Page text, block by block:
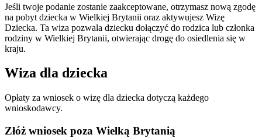
Jeśli twoje podanie zostanie zaakceptowane, otrzymasz nową zgodę
na pobyt dziecka w Wielkiej Brytanii oraz aktywujesz Wizę
Dziecka. Ta wiza pozwala dziecku dołączyć do rodzica lub członka
rodziny w Wielkiej Brytanii, otwierając drogę do osiedlenia się w
kraju.
Wiza dla dziecka
Opłaty za wniosek o wizę dla dziecka dotyczą każdego
wnioskodawcy.
Złóż wniosek poza Wielką Brytanią